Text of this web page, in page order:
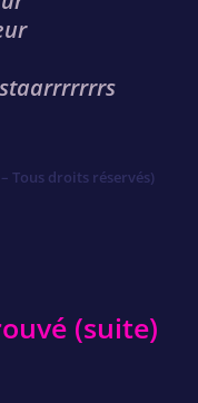
Tous droits réservés)
(suite)